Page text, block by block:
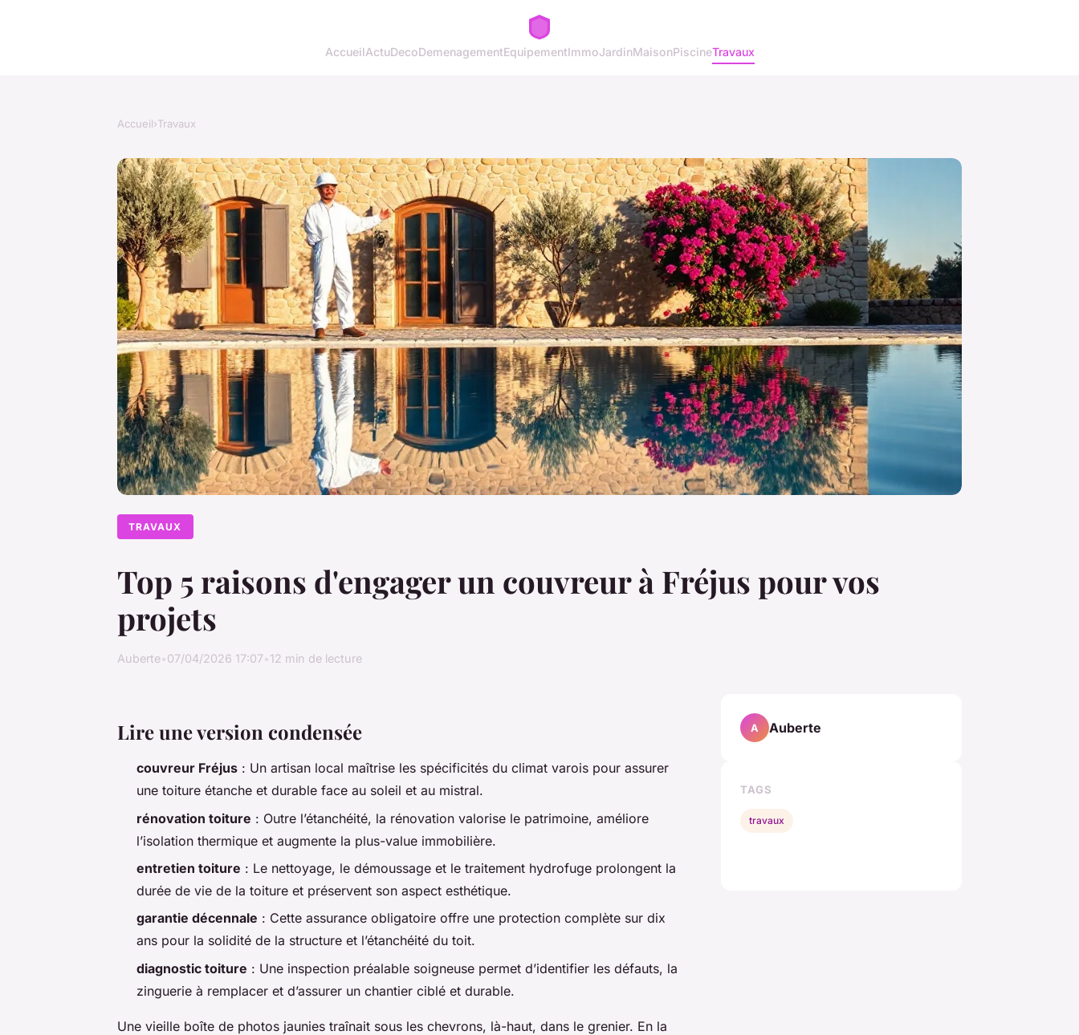
AccueilActuDecoDemenagementEquipementImmoJardinMaisonPiscineTravaux
Accueil›Travaux
TRAVAUX
Top 5 raisons d'engager un couvreur à Fréjus pour vos
projets
Auberte•07/04/2026 17:07•12 min de lecture
Lire une version condensée
couvreur Fréjus : Un artisan local maîtrise les spécificités du climat varois pour assurer
une toiture étanche et durable face au soleil et au mistral.
rénovation toiture : Outre l’étanchéité, la rénovation valorise le patrimoine, améliore
l’isolation thermique et augmente la plus-value immobilière.
entretien toiture : Le nettoyage, le démoussage et le traitement hydrofuge prolongent la
durée de vie de la toiture et préservent son aspect esthétique.
garantie décennale : Cette assurance obligatoire offre une protection complète sur dix
ans pour la solidité de la structure et l’étanchéité du toit.
diagnostic toiture : Une inspection préalable soigneuse permet d’identifier les défauts, la
zinguerie à remplacer et d’assurer un chantier ciblé et durable.
Une vieille boîte de photos jaunies traînait sous les chevrons, là-haut, dans le grenier. En la
A Auberte
TAGS
travaux